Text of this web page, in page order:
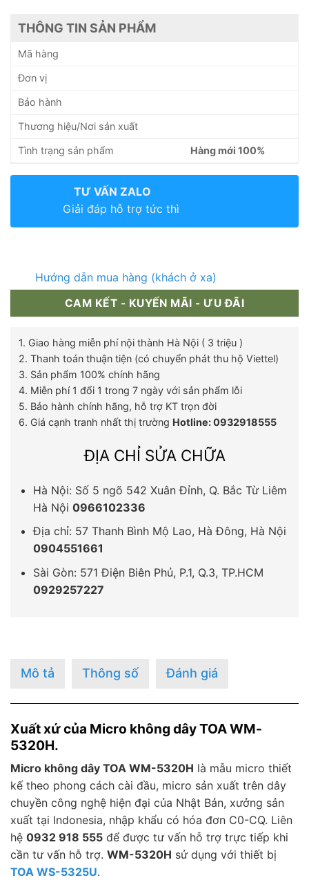
THÔNG TIN SẢN PHẨM
Mã hàng
Đơn vị
Bảo hành
Thương hiệu/Nơi sản xuất
Tình trạng sản phẩm Hàng mới 100%
TƯ VẤN ZALO
Giải đáp hỗ trợ tức thì
Hướng dẫn mua hàng (khách ở xa)
CAM KẾT - KUYẾN MÃI - ƯU ĐÃI
1. Giao hàng miễn phí nội thành Hà Nội ( 3 triệu )
2. Thanh toán thuận tiện (có chuyển phát thu hộ Viettel)
3. Sản phẩm 100% chính hãng
4. Miễn phí 1 đổi 1 trong 7 ngày với sản phẩm lỗi
5. Bảo hành chính hãng, hỗ trợ KT trọn đời
6. Giá cạnh tranh nhất thị trường Hotline: 0932918555
ĐỊA CHỈ SỬA CHỮA
Hà Nội: Số 5 ngõ 542 Xuân Đỉnh, Q. Bắc Từ Liêm
Hà Nội 0966102336
Địa chỉ: 57 Thanh Bình Mộ Lao, Hà Đông, Hà Nội
0904551661
Sài Gòn: 571 Điện Biên Phủ, P.1, Q.3, TP.HCM
0929257227
Mô tả Thông số Đánh giá
Xuất xứ của Micro không dây TOA WM-
5320H.
Micro không dây TOA WM-5320H là mẫu micro thiết
kế theo phong cách cài đầu, micro sản xuất trên dây
chuyền công nghệ hiện đại của Nhật Bản, xưởng sản
xuất tại Indonesia, nhập khẩu có hóa đơn C0-CQ. Liên
hệ 0932 918 555 để được tư vấn hỗ trợ trực tiếp khi
cần tư vấn hỗ trợ. WM-5320H sử dụng với thiết bị
TOA WS-5325U.